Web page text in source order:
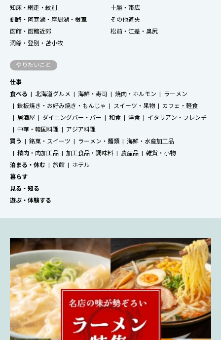
知床・網走・紋別
十勝・帯広
釧路・阿寒湖・摩周湖・根室
その他道央
函館・函館近郊
松前・江差・奥尻
洞爺・登別・苫小牧
やりたいこと
仕事
食べる
北海道グルメ 海鮮・寿司 焼肉・ホルモン
ラーメン
鉄板焼き・お好み焼き・もんじゃ
スイーツ・果物
カフェ・軽食
居酒屋
ダイニングバー・バー 和食 洋食
イタリアン・フレンチ
中華・韓国料理
アジア料理
買う
銘菓・スイーツ ラーメン・麺類
海鮮・水産加工品
精肉・肉加工品
加工食品・調味料 農産品
雑貨・小物
泊まる・休む
旅館
ホテル
暮らす
見る・知る
遊ぶ・体験する